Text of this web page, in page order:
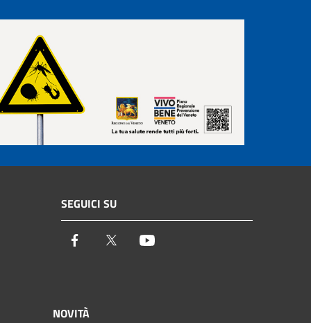
SEGUICI SU
Facebook Twitter
NOVITÀ